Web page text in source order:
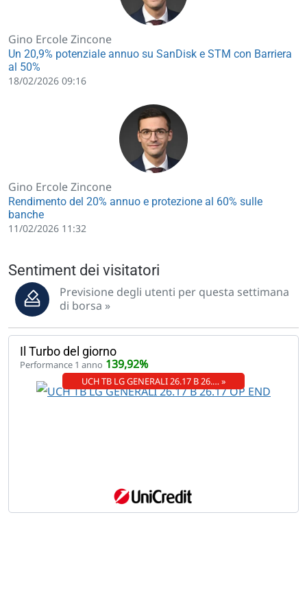
Gino Ercole Zincone
Un 20,9% potenziale annuo su SanDisk e STM con Barriera
al 50%
18/02/2026 09:16
Gino Ercole Zincone
Rendimento del 20% annuo e protezione al 60% sulle
banche
11/02/2026 11:32
Sentiment dei visitatori
Previsione degli utenti per questa settimana
di borsa »
Il Turbo del giorno
Performance 1 anno 139,92%
UCH TB LG GENERALI 26.17 B 26.… »